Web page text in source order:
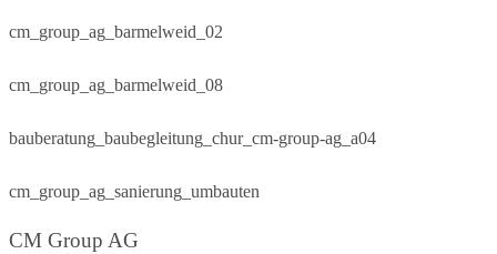
cm_group_ag_barmelweid_02
cm_group_ag_barmelweid_08
bauberatung_baubegleitung_chur_cm-group-ag_a04
cm_group_ag_sanierung_umbauten
CM Group AG